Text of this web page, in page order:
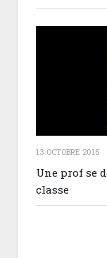
13 OCTOBRE 2015
Une prof se
classe